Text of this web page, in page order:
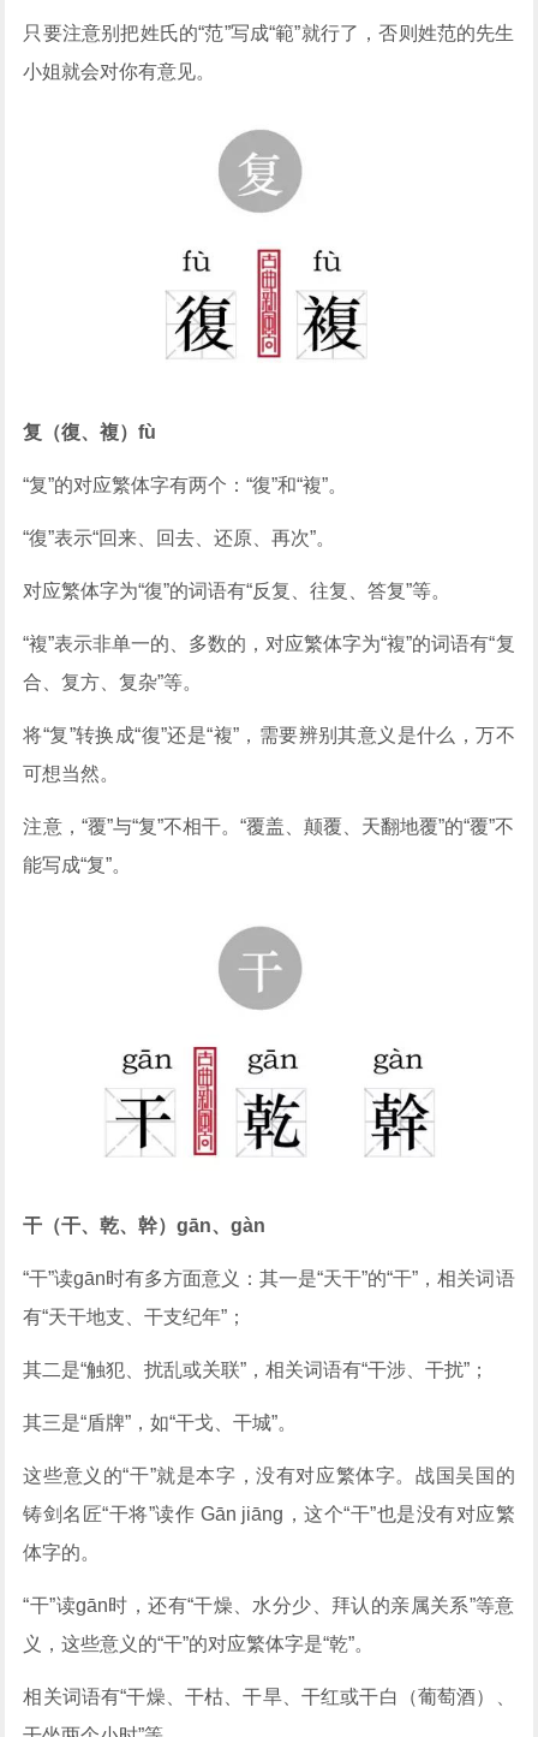
只要注意别把姓氏的“范”写成“範”就行了，否则姓范的先生
小姐就会对你有意见。
复（復、複）fù
“复”的对应繁体字有两个：“復”和“複”。
“復”表示“回来、回去、还原、再次”。
对应繁体字为“復”的词语有“反复、往复、答复”等。
“複”表示非单一的、多数的，对应繁体字为“複”的词语有“复
合、复方、复杂”等。
将“复”转换成“復”还是“複”，需要辨别其意义是什么，万不
可想当然。
注意，“覆”与“复”不相干。“覆盖、颠覆、天翻地覆”的“覆”不
能写成“复”。
干（干、乾、幹）gān、gàn
“干”读gān时有多方面意义：其一是“天干”的“干”，相关词语
有“天干地支、干支纪年”；
其二是“触犯、扰乱或关联”，相关词语有“干涉、干扰”；
其三是“盾牌”，如“干戈、干城”。
这些意义的“干”就是本字，没有对应繁体字。战国吴国的
铸剑名匠“干将”读作 Gān jiāng，这个“干”也是没有对应繁
体字的。
“干”读gān时，还有“干燥、水分少、拜认的亲属关系”等意
义，这些意义的“干”的对应繁体字是“乾”。
相关词语有“干燥、干枯、干旱、干红或干白（葡萄酒）、